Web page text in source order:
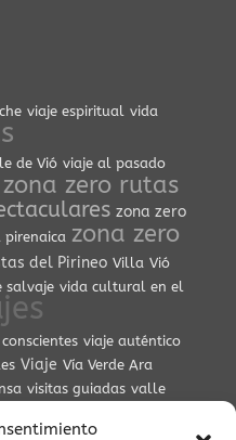
viaje espiritual vida
de Vió viaje al pasado
zona zero rutas
zona zero
zona zero
del Pirineo Villa Vió
salvaje vida cultural en el
viaje auténtico
Viaje Vía Verde Ara
visitas guiadas valle